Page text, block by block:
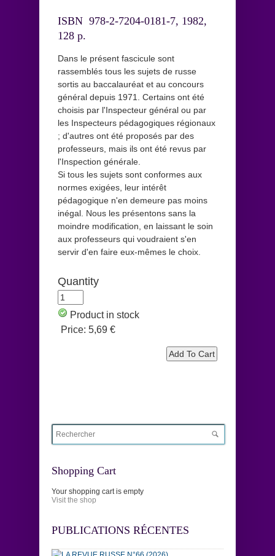
ISBN 978-2-7204-0181-7, 1982,
128 p.
Dans le présent fascicule sont
rassemblés tous les sujets de russe
sortis au baccalauréat et au concours
général depuis 1971. Certains ont été
choisis par l'Inspecteur général ou par
les Inspecteurs pédagogiques régionaux
; d'autres ont été proposés par des
professeurs, mais ils ont été revus par
l'Inspection générale.
Si tous les sujets sont conformes aux
normes exigées, leur intérêt
pédagogique n'en demeure pas moins
inégal. Nous les présentons sans la
moindre modification, en laissant le soin
aux professeurs qui voudraient s'en
servir d'en faire eux-mêmes le choix.
Quantity
Product in stock
Price: 5,69 €
Shopping Cart
Your shopping cart is empty
Visit the shop
PUBLICATIONS RÉCENTES